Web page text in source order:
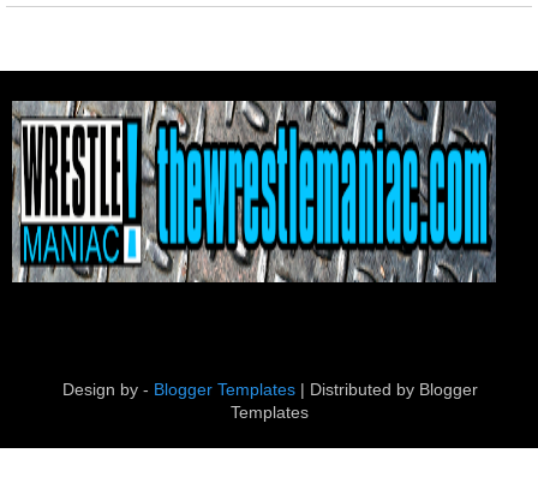
Design by - Blogger Templates| Distributed by Blogger
Templates